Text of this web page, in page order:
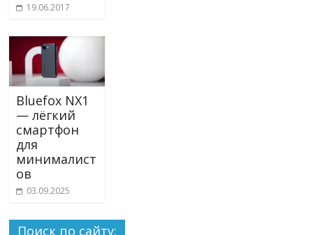
19.06.2017
Bluefox NX1
— лёгкий
смартфон
для
минималист
ов
03.09.2025
Поиск по сайту: